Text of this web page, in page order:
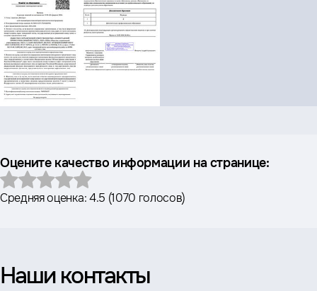
Оцените качество информации на странице:
Средняя оценка:4.5 (1070 голосов)
Наши контакты